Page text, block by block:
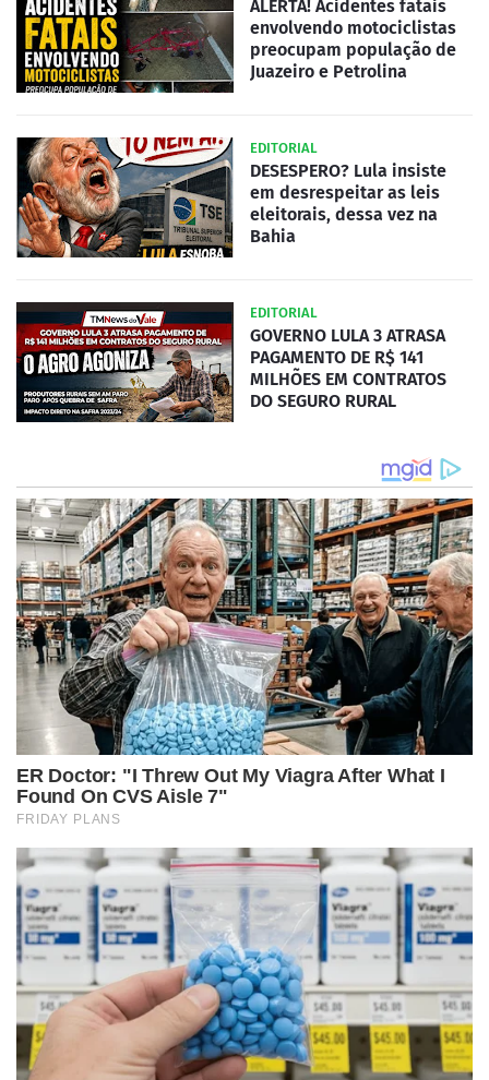
ALERTA! Acidentes fatais
envolvendo motociclistas
preocupam população de
Juazeiro e Petrolina
EDITORIAL
DESESPERO? Lula insiste
em desrespeitar as leis
eleitorais, dessa vez na
Bahia
EDITORIAL
GOVERNO LULA 3 ATRASA
PAGAMENTO DE R$ 141
MILHÕES EM CONTRATOS
DO SEGURO RURAL